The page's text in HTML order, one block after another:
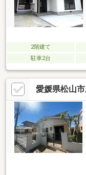
2階建て
駐車2台
愛媛県松山